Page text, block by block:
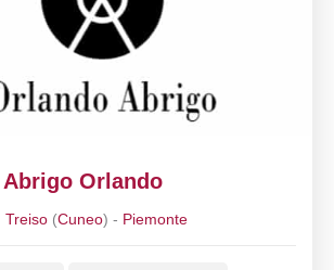
Abrigo Orlando
Treiso(Cuneo) - Piemonte